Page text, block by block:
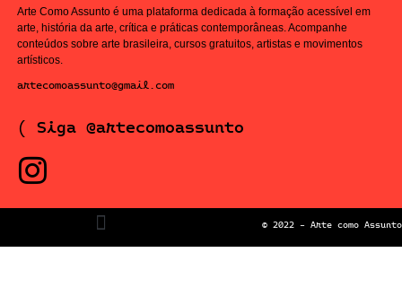
Arte Como Assunto é uma plataforma dedicada à formação acessível em
arte, história da arte, crítica e práticas contemporâneas. Acompanhe
conteúdos sobre arte brasileira, cursos gratuitos, artistas e movimentos
artísticos.
artecomoassunto@gmail.com
( Siga @artecomoassunto
© 2022 – Arte como Assunto